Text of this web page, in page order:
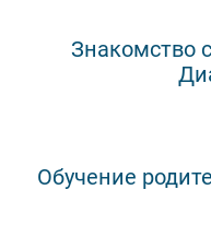
Знакомство
Обучение